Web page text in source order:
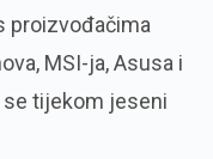
proizvođačima
MSI-ja, Asusa i
se tijekom jeseni